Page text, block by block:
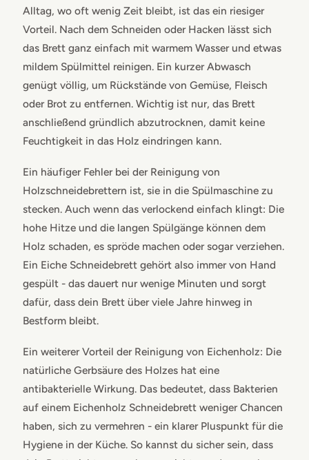
Alltag, wo oft wenig Zeit bleibt, ist das ein riesiger
Vorteil. Nach dem Schneiden oder Hacken lässt sich
das Brett ganz einfach mit warmem Wasser und etwas
mildem Spülmittel reinigen. Ein kurzer Abwasch
genügt völlig, um Rückstände von Gemüse, Fleisch
oder Brot zu entfernen. Wichtig ist nur, das Brett
anschließend gründlich abzutrocknen, damit keine
Feuchtigkeit in das Holz eindringen kann.
Ein häufiger Fehler bei der Reinigung von
Holzschneidebrettern ist, sie in die Spülmaschine zu
stecken. Auch wenn das verlockend einfach klingt: Die
hohe Hitze und die langen Spülgänge können dem
Holz schaden, es spröde machen oder sogar verziehen.
Ein Eiche Schneidebrett gehört also immer von Hand
gespült - das dauert nur wenige Minuten und sorgt
dafür, dass dein Brett über viele Jahre hinweg in
Bestform bleibt.
Ein weiterer Vorteil der Reinigung von Eichenholz: Die
natürliche Gerbsäure des Holzes hat eine
antibakterielle Wirkung. Das bedeutet, dass Bakterien
auf einem Eichenholz Schneidebrett weniger Chancen
haben, sich zu vermehren - ein klarer Pluspunkt für die
Hygiene in der Küche. So kannst du sicher sein, dass